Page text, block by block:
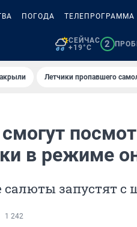
ПОГОДА ТЕЛЕПРОГРАММА
СЕЙЧАС
+19°C
2
Летчики пропавшего
в режиме
запустят с
1 242